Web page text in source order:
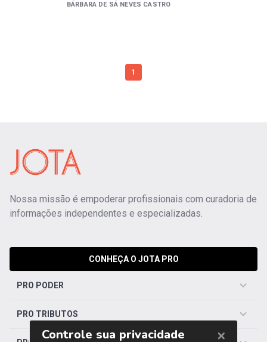
BÁRBARA DE SÁ NEVES CASTRO
1
Nossa missão é empoderar profissionais com curadoria de
informações independentes e especializadas.
CONHEÇA O JOTA PRO
PRO PODER
PRO TRIBUTOS